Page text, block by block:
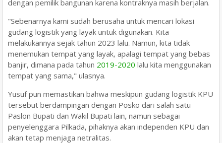
dengan pemilik bangunan karena kontraknya masih berjalan.
"Sebenarnya kami sudah berusaha untuk mencari lokasi
gudang logistik yang layak untuk digunakan. Kita
melakukannya sejak tahun 2023 lalu. Namun, kita tidak
menemukan tempat yang layak, apalagi tempat yang bebas
banjir, dimana pada tahun 2019-2020 lalu kita menggunakan
tempat yang sama," ulasnya.
Yusuf pun memastikan bahwa meskipun gudang logistik KPU
tersebut berdampingan dengan Posko dari salah satu
Paslon Bupati dan Wakil Bupati lain, namun sebagai
penyelenggara Pilkada, pihaknya akan independen KPU dan
akan tetap menjaga netralitas.